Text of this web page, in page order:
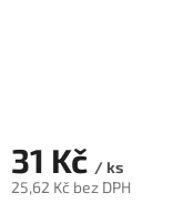
31 Kč / ks
25,62 Kč bez DPH